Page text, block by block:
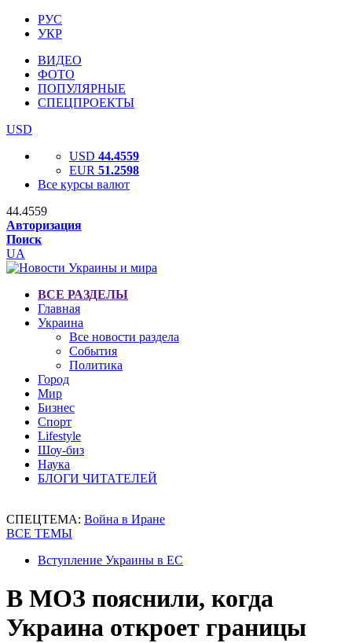
РУС
УКР
ВИДЕО
ФОТО
ПОПУЛЯРНЫЕ
СПЕЦПРОЕКТЫ
USD
USD 44.4559
EUR 51.2598
Все курсы валют
44.4559
Авторизация
Поиск
UA
ВСЕ РАЗДЕЛЫ
Главная
Украина
Все новости раздела
События
Политика
Город
Мир
Бизнес
Спорт
Lifestyle
Шоу-биз
Наука
БЛОГИ ЧИТАТЕЛЕЙ
СПЕЦТЕМА: Война в Иране
ВСЕ ТЕМЫ
Вступление Украины в ЕС
В МОЗ пояснили, когда
Украина откроет границы